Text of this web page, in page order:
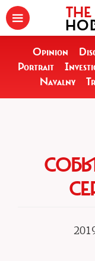
Opinion
Portrait
Navalny